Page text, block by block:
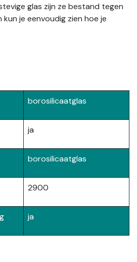
glas zijn ze bestand tegen
je eenvoudig zien hoe je
borosilicaatglas
ja
borosilicaatglas
2900
ja